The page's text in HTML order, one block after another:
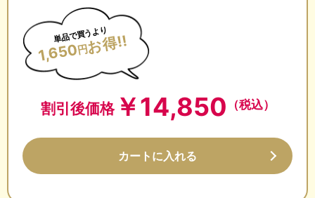
単品で買うより
1,650円お得!!
割引後価格￥14,850 （税込）
カートに入れる